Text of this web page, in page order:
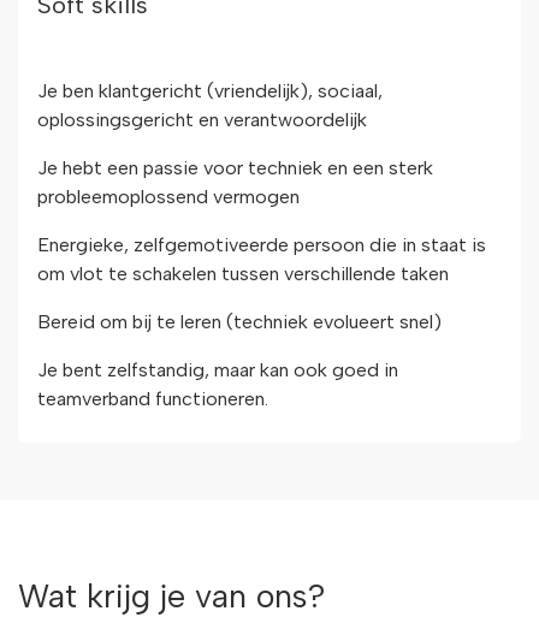
Je ben klantgericht (vriendelijk), sociaal,
oplossingsgericht en verantwoordelijk
Je hebt een passie voor techniek en een sterk
probleemoplossend vermogen
Energieke, zelfgemotiveerde persoon die in staat is
om vlot te schakelen tussen verschillende taken
Bereid om bij te leren (techniek evolueert snel)
Je bent zelfstandig, maar kan ook goed in
teamverband functioneren.
Wat krijg je van ons?